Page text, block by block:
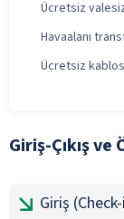
Ücretsiz
Havaalanı
Ücretsiz
Giriş-Çıkış
Giriş